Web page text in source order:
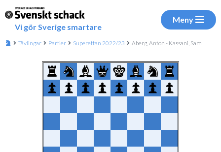
Vi gör Sverige smartare
Meny
Tävlingar Partier Superettan 2022/23 Aberg, Anton - Kassani, Sam